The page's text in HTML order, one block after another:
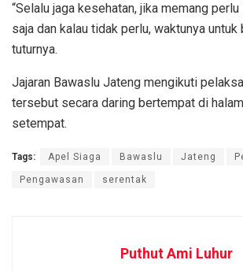
“Selalu jaga kesehatan, jika memang
saja dan kalau tidak perlu, waktunya untuk
tuturnya.
Jajaran Bawaslu Jateng mengikuti
tersebut secara daring bertempat di
setempat.
Tags: Apel Siaga Bawaslu Jateng
Pengawasan serentak
Puthut Ami Luhur